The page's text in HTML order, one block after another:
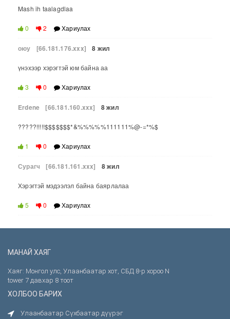
Mash ih taalagdlaa
0 2 Хариулах
оюу [66.181.176.xxx] 8 жил
үнэхээр хэрэгтэй юм байна аа
3 0 Хариулах
Erdene [66.181.160.xxx] 8 жил
?????!!!!!$$$$$$$*&%%%%%111111%@-=*%$
1 0 Хариулах
Сурагч [66.181.161.xxx] 8 жил
Хэрэгтэй мэдээлэл байна баярлалаа
5 0 Хариулах
МАНАЙ ХАЯГ
Хаяг: Монгол улс, Улаанбаатар хот, СБД 8-р хороо N
tower 7 давхар 8 тоот
ХОЛБОО БАРИХ
Улаанбаатар Сүхбаатар дүүрэг